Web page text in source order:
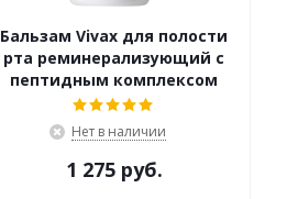
Бальзам Vivax для полости
рта реминерализующий с
пептидным комплексом
Нет в наличии
1 275 руб.